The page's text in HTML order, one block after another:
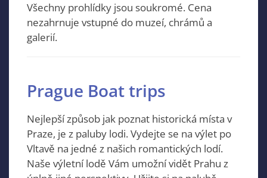
Všechny prohlídky jsou soukromé. Cena
nezahrnuje vstupné do muzeí, chrámů a
galerií.
Prague Boat trips
Nejlepší způsob jak poznat historická místa v
Praze, je z paluby lodi. Vydejte se na výlet po
Vltavě na jedné z našich romantických lodí.
Naše výletní lodě Vám umožní vidět Prahu z